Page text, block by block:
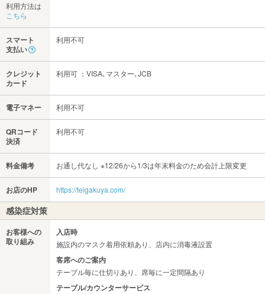
利用方法は
こちら
スマート
支払い
利用不可
クレジット
カード
利用可 ：VISA､マスター､JCB
電子マネー 利用不可
QRコード
決済
利用不可
料金備考 お通し代なし ※12/26から1/3は年末料金のため会計上限変更
お店のHP https://teigakuya.com/
感染症対策
お客様への
取り組み
入店時
施設内のマスク着用依頼あり、店内に消毒液設置
客席へのご案内
テーブル毎に仕切りあり、席毎に一定間隔あり
テーブル/カウンターサービス